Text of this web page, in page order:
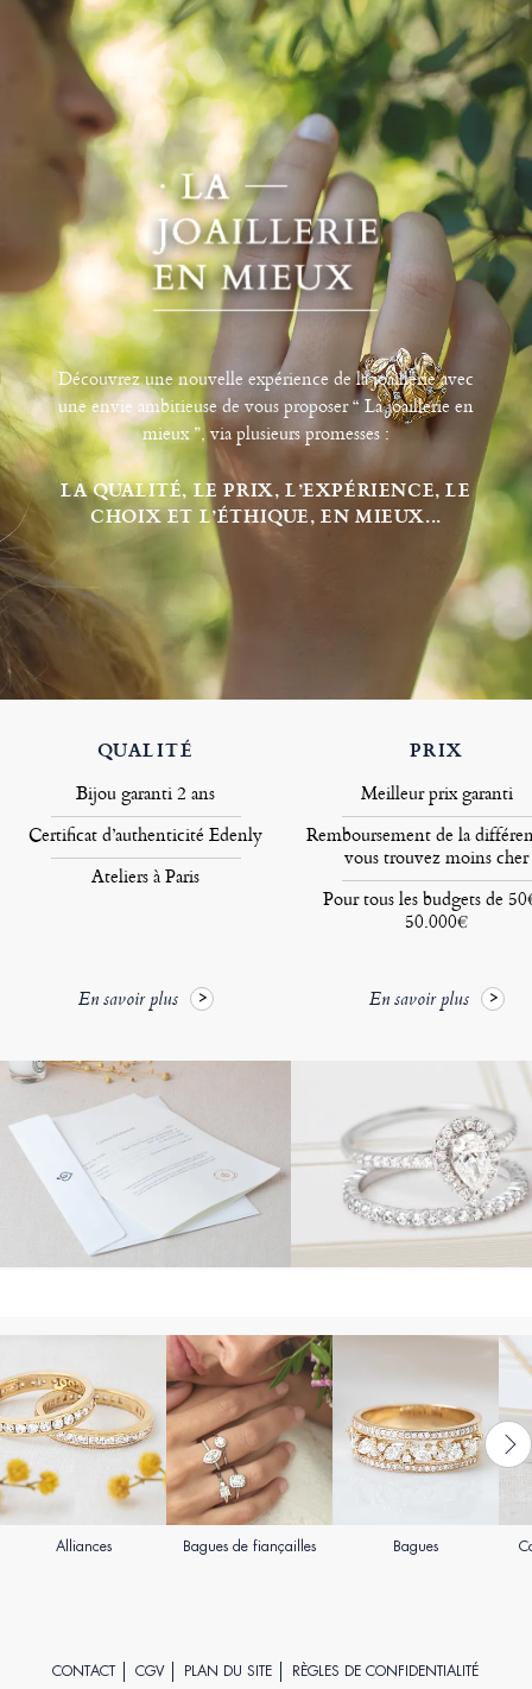
Découvrez une nouvelle expérience de la joaillerie avec
une envie ambitieuse de vous proposer “ La joaillerie en
mieux ”, via plusieurs promesses :
LA QUALITÉ, LE PRIX, L’EXPÉRIENCE, LE
CHOIX ET L’ÉTHIQUE, EN MIEUX...
QUALITÉ
Bijou garanti 2 ans
Certificat d’authenticité Edenly
Ateliers à Paris
En savoir plus
PRIX
Meilleur prix garanti
Remboursement de la
vous trouvez moins cher
Pour tous les budgets de
50.000€
En savoir plus
Alliances Bagues de fiançailles Bagues
CONTACT CGV PLAN DU SITE RÈGLES DE CONFIDENTIALITÉ